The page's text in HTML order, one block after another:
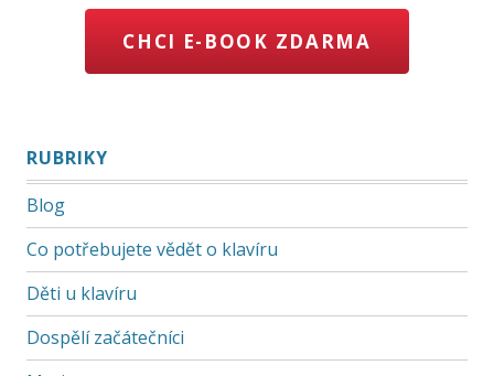
CHCI E-BOOK ZDARMA
RUBRIKY
Blog
Co potřebujete vědět o klavíru
Děti u klavíru
Dospělí začátečníci